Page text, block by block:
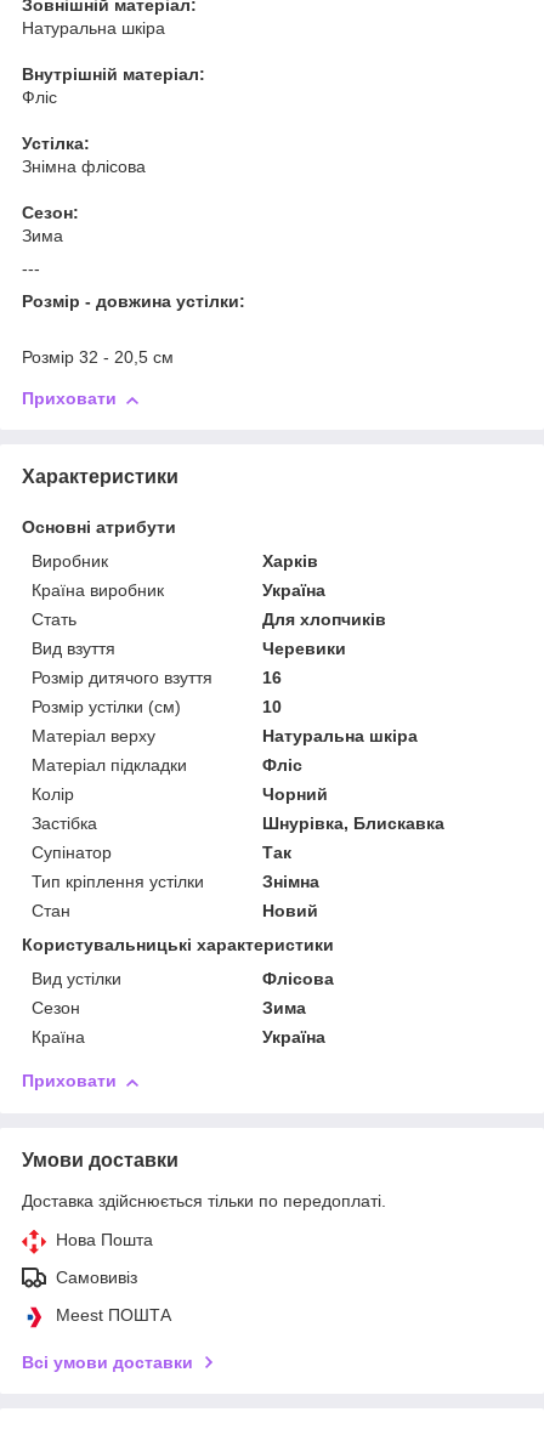
Зовнішній матеріал:
Натуральна шкіра
Внутрішній матеріал:
Фліс
Устілка:
Знімна флісова
Сезон:
Зима
---
Розмір - довжина устілки:
Розмір 32 - 20,5 см
Приховати
Характеристики
Основні атрибути
Виробник
Харків
Країна виробник
Україна
Стать
Для хлопчиків
Вид взуття
Черевики
Розмір дитячого взуття
16
Розмір устілки (см)
10
Матеріал верху
Натуральна шкіра
Матеріал підкладки
Фліс
Колір
Чорний
Застібка
Шнурівка, Блискавка
Супінатор
Так
Тип кріплення устілки
Знімна
Стан
Новий
Користувальницькі характеристики
Вид устілки
Флісова
Сезон
Зима
Країна
Україна
Приховати
Умови доставки
Доставка здійснюється тільки по передоплаті.
Нова Пошта
Самовивіз
Meest ПОШТА
Всі умови доставки